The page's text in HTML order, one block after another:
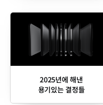
2025년에 해낸
용기있는 결정들